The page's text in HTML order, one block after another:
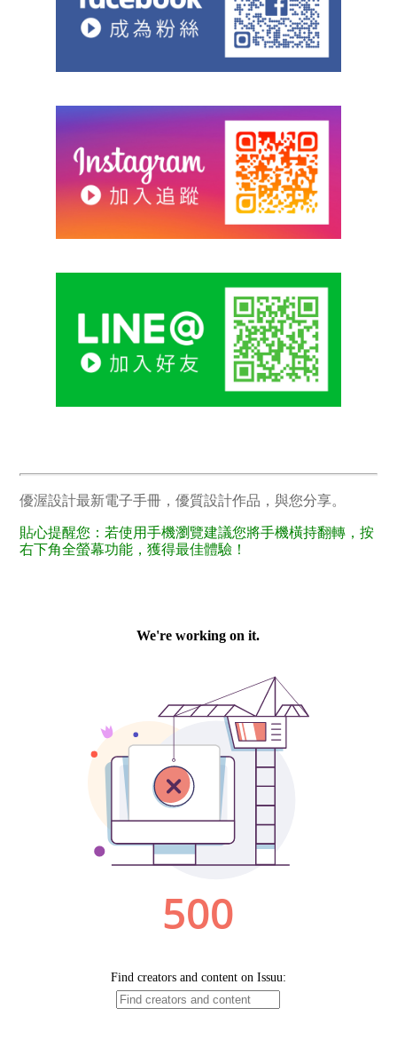
優渥設計最新電子手冊，優質設計作品，與您分享。
貼心提醒您：若使用手機瀏覽建議您將手機橫持翻轉，按
右下角全螢幕功能，獲得最佳體驗！